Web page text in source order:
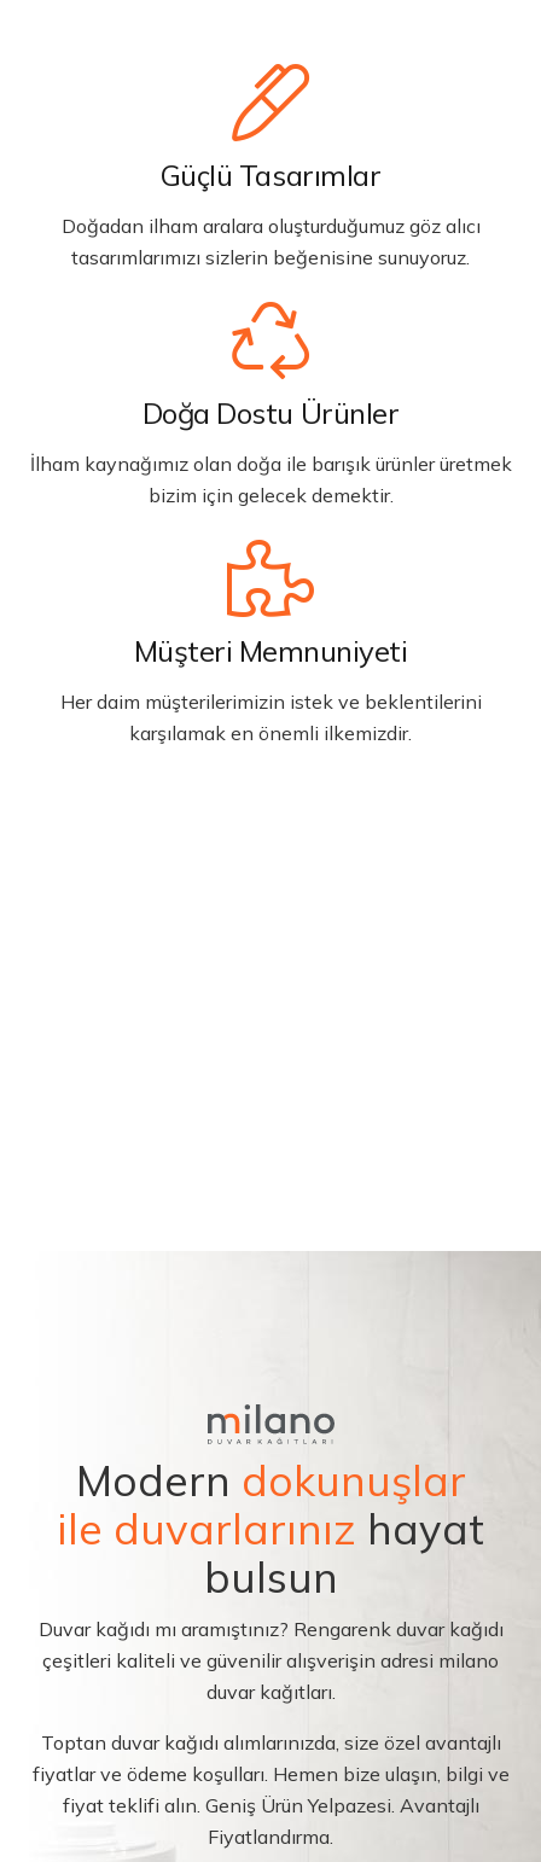
Güçlü Tasarımlar
Doğadan ilham aralara oluşturduğumuz göz alıcı
tasarımlarımızı sizlerin beğenisine sunuyoruz.
Doğa Dostu Ürünler
İlham kaynağımız olan doğa ile barışık ürünler üretmek
bizim için gelecek demektir.
Müşteri Memnuniyeti
Her daim müşterilerimizin istek ve beklentilerini
karşılamak en önemli ilkemizdir.
Modern dokunuşlar
ile duvarlarınız hayat
bulsun
Duvar kağıdı mı aramıştınız? Rengarenk duvar kağıdı
çeşitleri kaliteli ve güvenilir alışverişin adresi milano
duvar kağıtları.
Toptan duvar kağıdı alımlarınızda, size özel avantajlı
fiyatlar ve ödeme koşulları. Hemen bize ulaşın, bilgi ve
fiyat teklifi alın. Geniş Ürün Yelpazesi. Avantajlı
Fiyatlandırma.